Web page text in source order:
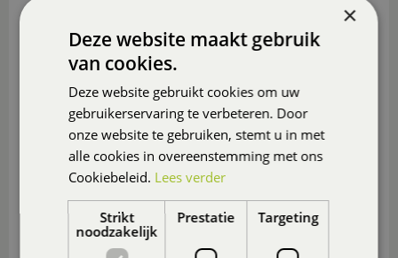
×
Deze website maakt gebruik
van cookies.
Deze website gebruikt cookies om uw
gebruikerservaring te verbeteren. Door
onze website te gebruiken, stemt u in met
alle cookies in overeenstemming met ons
Cookiebeleid. Lees verder
Strikt
noodzakelijk
Prestatie Targeting